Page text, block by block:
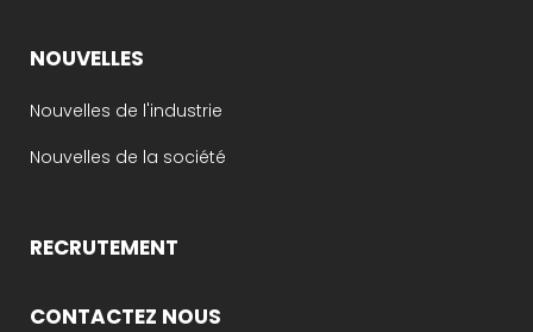
NOUVELLES
Nouvelles de l'industrie
Nouvelles de la société
RECRUTEMENT
CONTACTEZ NOUS